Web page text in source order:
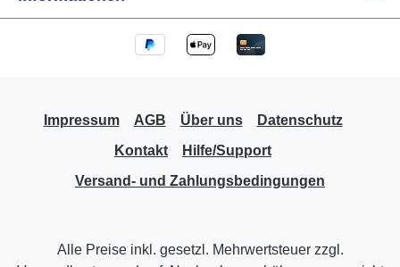
Impressum AGB Über uns
Datenschutz
Kontakt
Hilfe/Support
Versand- und Zahlungsbedingungen
Alle Preise inkl. gesetzl. Mehrwertsteuer zzgl.